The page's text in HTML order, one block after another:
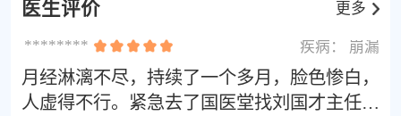
医生评价 更多
******** 疾病： 崩漏
月经淋漓不尽，持续了一个多月，脸色惨白，
人虚得不行。紧急去了国医堂找刘国才主任。